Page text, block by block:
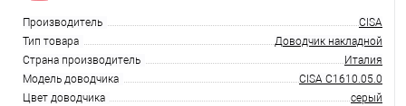
Производитель
CISA
Тип товара
Доводчик накладной
Страна производитель
Италия
Модель доводчика
CISA C1610.05.0
Цвет доводчика
серый